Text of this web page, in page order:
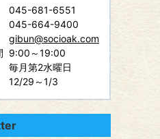
045-681-6551
045-664-9400
gibun@socioak.com
9:00～19:00
毎月第2水曜日
12/29～1/3